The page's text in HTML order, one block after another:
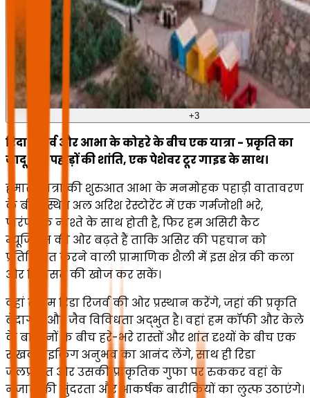
+3
रिदा रिजर्व और आभा के कोहरे के बीच एक यात्रा - प्रकृति का
जादू और पहाड़ों की शांति, एक पेशेवर टूर गाइड के साथ।
हमारी यात्रा की शुरुआत आभा के मनमोहक पहाड़ी वातावरण
के बीच स्थित अल अरिश रेस्टोरेंट में एक गर्मजोशी भरे,
पारंपरिक नाश्ते के साथ होती है, फिर हम असिरी कैट
म्यूजियम की ओर बढ़ते हैं ताकि असिर की पहचान को
प्रतिबिंबित करने वाली प्रामाणिक शैली में इस क्षेत्र की कला
और विरासत की खोज कर सकें।
वहां से हम रिडा रिजर्व की ओर प्रस्थान करेंगे, जहां की प्रकृति
बेदाग है और जैव विविधता अद्भुत है। वहां हम कॉफी और केले
के बागानों के बीच हरे-भरे रास्तों और शांत दृश्यों के बीच एक
सुखद हाइकिंग अनुभव का आनंद लेंगे, साथ ही रिडा
जलप्रपात और उसकी प्राकृतिक गुफा पर रुककर वहां के
नजारों की सुंदरता और आकर्षक बारीकियों का लुत्फ उठाएंगे।